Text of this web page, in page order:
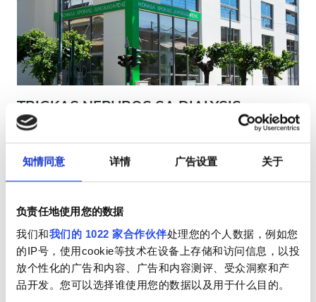
知情同意 详情 广告设置 关于
负责任地使用您的数据
我们和我们的 1022 家合作伙伴处理您的个人数据，例如您
的IP号，使用cookie等技术在设备上存储和访问信息，以投
放个性化的广告和内容、广告和内容测评、受众洞察和产
品开发。您可以选择谁使用您的数据以及用于什么目的。
HIV患者
乙型肝炎患者
丙型肝炎患者
小吃
免费WiFi
电视屏幕
免费接送
TRIGKAS NEPHROS SA DIALYSIS
CENTER PATRA
帕特雷, 希腊
1.54 距离市中心公里数
由EHIC承保 由GHIC承保
小吃 免费WiFi
每次治疗
透析HD €200
透析HDF €220
预订